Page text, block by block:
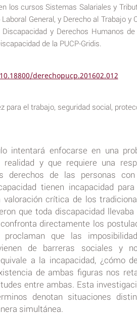
los cursos Sistemas Salariales y
General, y Derecho al Trabajo y
y Derechos Humanos
de la PUCP-Gridis.
derechopucp.201602.012
para el trabajo, seguridad social,
intentará enfocarse en una
realidad y que requiere una
derechos de las personas
tienen incapacidad
valoración crítica de los
que toda discapacidad
directamente los
proclaman que las
de barreras sociales y
a la incapacidad, ¿cómo
de ambas figuras nos
entre ambas. Esta
denotan situaciones
simultánea.